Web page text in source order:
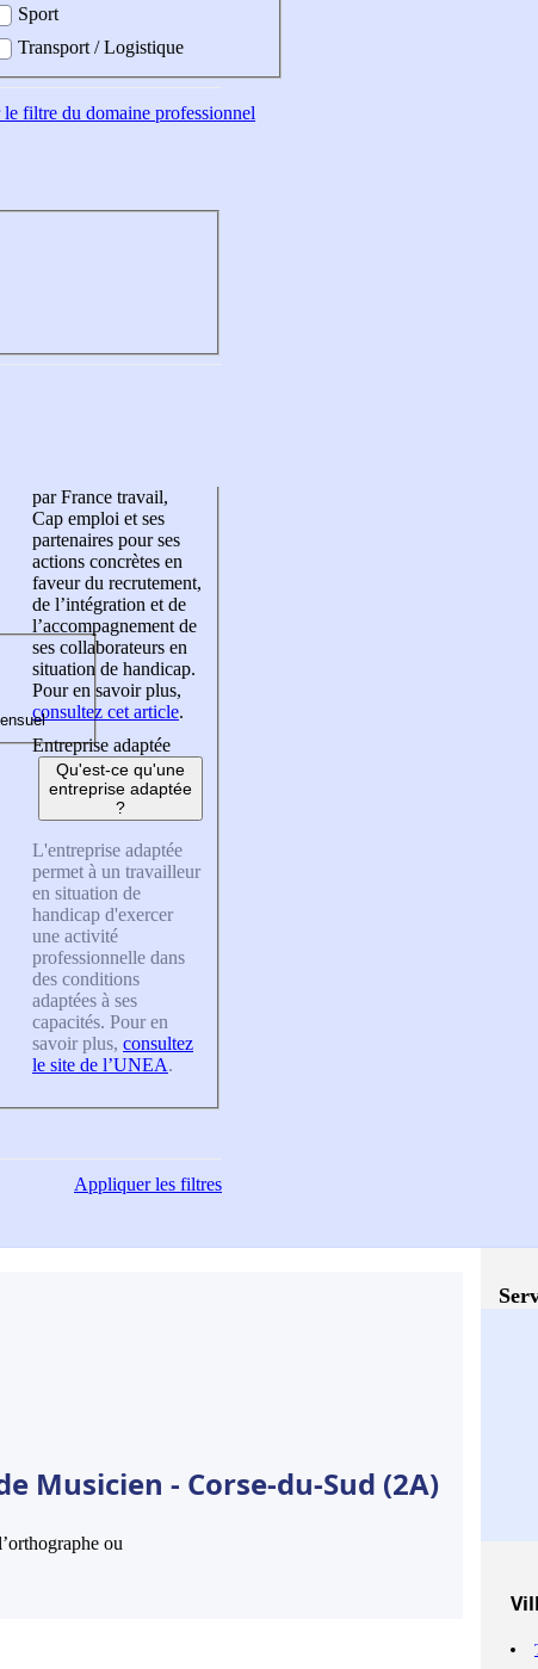
Sport
Transport / Logistique
le filtre du domaine professionnel
par France travail,
Cap emploi et ses
partenaires pour ses
actions concrètes en
faveur du recrutement,
de l’intégration et de
l’accompagnement de
ses collaborateurs en
situation de handicap.
Pour en savoir plus,
consultez cet article.
Entreprise adaptée
Qu'est-ce qu'une
entreprise adaptée
?
L'entreprise adaptée
permet à un travailleur
en situation de
handicap d'exercer
une activité
professionnelle dans
des conditions
adaptées à ses
capacités. Pour en
savoir plus, consultez
le site de l’UNEA.
Appliquerles filtres
Musicien - Corse-du-Sud (2A)
ou